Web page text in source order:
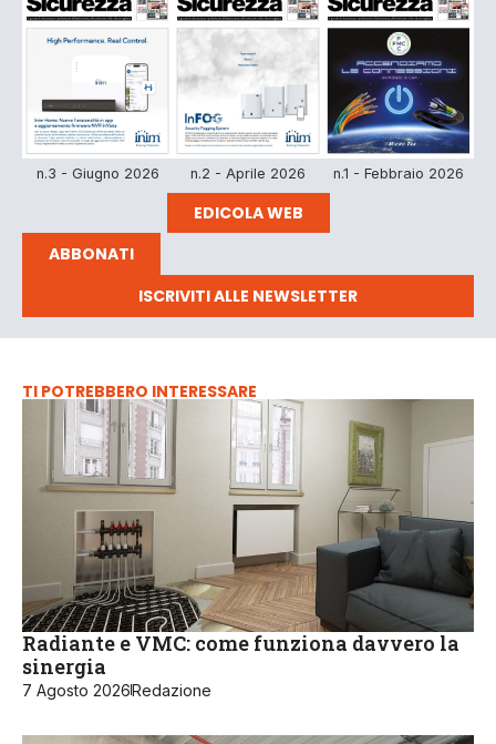
n.3 - Giugno 2026 n.2 - Aprile 2026 n.1 - Febbraio 2026
EDICOLA WEB
ABBONATI
ISCRIVITI ALLE NEWSLETTER
TI POTREBBERO INTERESSARE
Radiante e VMC: come funziona davvero la
sinergia
7 Agosto 2026Redazione